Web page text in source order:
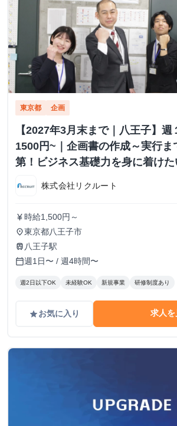
東京都 企画
【2027年3月末まで｜八王子】
1500円~｜企画書の作成～実行ま
第！ビジネス基礎力を身に着け
株式会社リクルート
currency_yen 時給1,500円～
place東京都八王子市
train 八王子駅
calendar_today週1日〜 / 週4時間〜
週2日以下OK 未経験OK 新規事業 研修制度あり
gradeお気に入り 求人を